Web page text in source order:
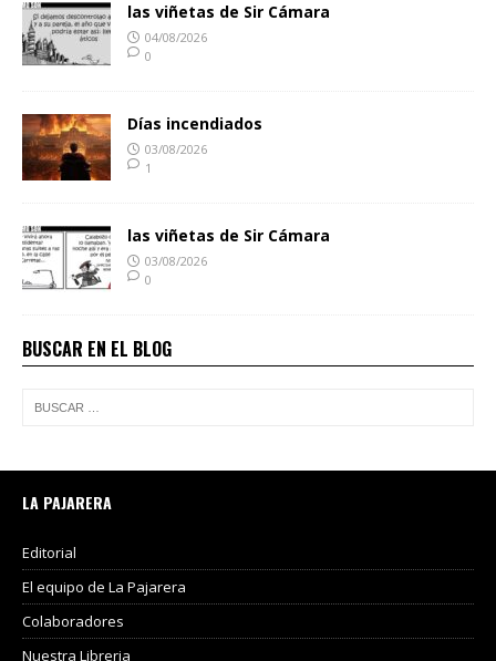
las viñetas de Sir Cámara
04/08/2026
0
Días incendiados
03/08/2026
1
las viñetas de Sir Cámara
03/08/2026
0
BUSCAR EN EL BLOG
LA PAJARERA
Editorial
El equipo de La Pajarera
Colaboradores
Nuestra Libreria